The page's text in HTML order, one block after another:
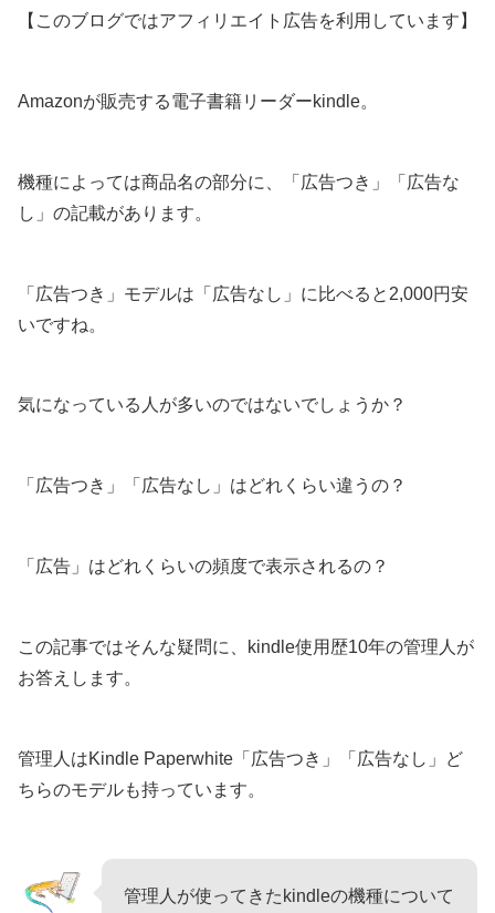
【このブログではアフィリエイト広告を利用しています】
Amazonが販売する電子書籍リーダーkindle。
機種によっては商品名の部分に、「広告つき」「広告な
し」の記載があります。
「広告つき」モデルは「広告なし」に比べると2,000円安
いですね。
気になっている人が多いのではないでしょうか？
「広告つき」「広告なし」はどれくらい違うの？
「広告」はどれくらいの頻度で表示されるの？
この記事ではそんな疑問に、kindle使用歴10年の管理人が
お答えします。
管理人はKindle Paperwhite「広告つき」「広告なし」ど
ちらのモデルも持っています。
管理人が使ってきたkindleの機種について